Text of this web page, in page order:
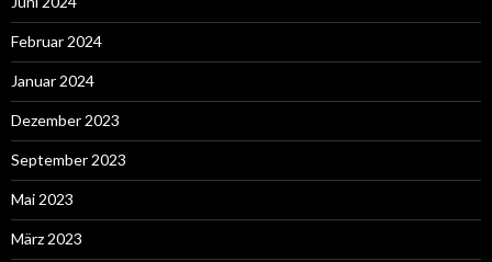
Februar 2024
Januar 2024
Dezember 2023
September 2023
Mai 2023
März 2023